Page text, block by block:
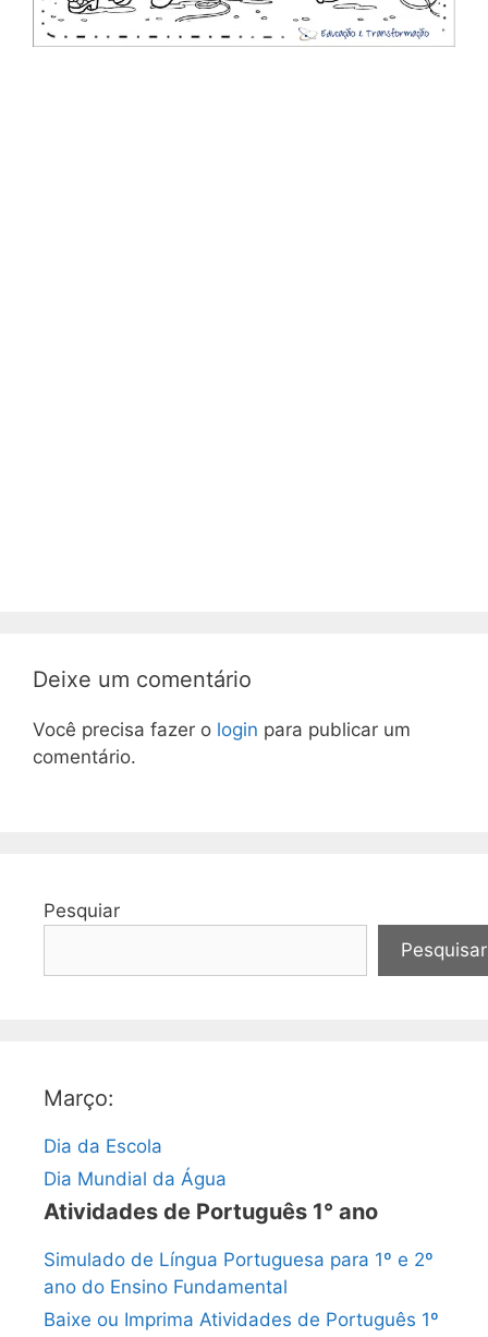
Deixe um comentário
Você precisa fazer o login para publicar um
comentário.
Pesquiar
Pesquisar
Março:
Dia da Escola
Dia Mundial da Água
Atividades de Português 1° ano
Simulado de Língua Portuguesa para 1º e 2º
ano do Ensino Fundamental
Baixe ou Imprima Atividades de Português 1º